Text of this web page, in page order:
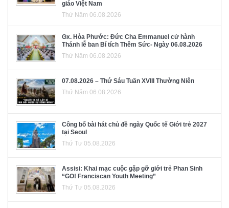
giáo Việt Nam
Thứ Năm 06.08.2026
Gx. Hòa Phước: Đức Cha Emmanuel cử hành
Thánh lễ ban Bí tích Thêm Sức- Ngày 06.08.2026
Thứ Năm 06.08.2026
07.08.2026 – Thứ Sáu Tuần XVIII Thường Niên
Thứ Năm 06.08.2026
Công bố bài hát chủ đề ngày Quốc tế Giới trẻ 2027
tại Seoul
Thứ Tư 05.08.2026
Assisi: Khai mạc cuộc gặp gỡ giới trẻ Phan Sinh
“GO! Franciscan Youth Meeting”
Thứ Tư 05.08.2026